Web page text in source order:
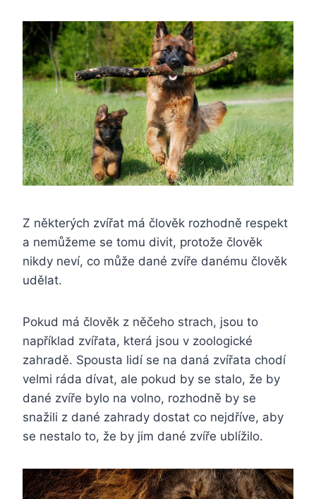
Z některých zvířat má člověk rozhodně respekt
a nemůžeme se tomu divit, protože člověk
nikdy neví, co může dané zvíře danému člověk
udělat.
Pokud má člověk z něčeho strach, jsou to
například zvířata, která jsou v zoologické
zahradě. Spousta lidí se na daná zvířata chodí
velmi ráda dívat, ale pokud by se stalo, že by
dané zvíře bylo na volno, rozhodně by se
snažili z dané zahrady dostat co nejdříve, aby
se nestalo to, že by jim dané zvíře ublížilo.